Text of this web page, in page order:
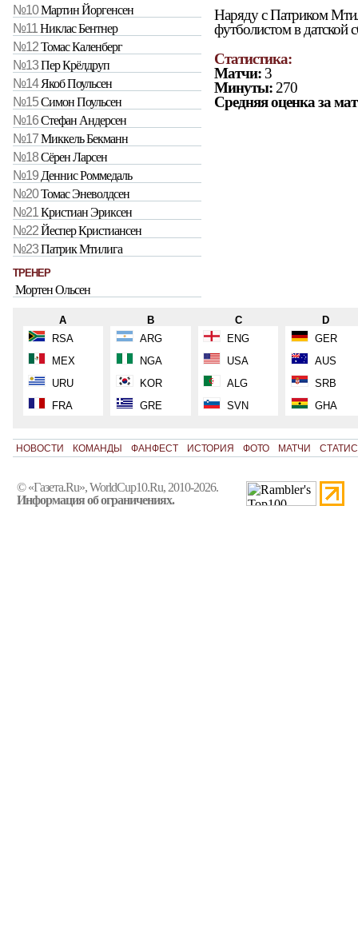
№10Мартин Йоргенсен
№11Никлас Бентнер
№12Томас Каленберг
№13Пер Крёлдруп
№14 Якоб Поульсен
№15Симон Поульсен
№16Стефан Андерсен
№17Миккель Бекманн
№18Сёрен Ларсен
№19 Деннис Роммедаль
№20Томас Эневолдсен
№21Кристиан Эриксен
№22Йеспер Кристиансен
№23Патрик Мтилига
ТРЕНЕР
Мортен Ольсен
Наряду с Патриком
футболистом в датской
Статистика:
Матчи: 3
Минуты: 270
Средняя оценка за
A
RSA
MEX
URU
FRA
B
ARG
NGA
KOR
GRE
C
ENG
USA
ALG
SVN
D
GER
AUS
SRB
GHA
НОВОСТИ КОМАНДЫ ФАНФЕСТ ИСТОРИЯ ФОТО МАТЧИ
© «Газета.Ru», WorldCup10.Ru, 2010-2026.
Информация об ограничениях.